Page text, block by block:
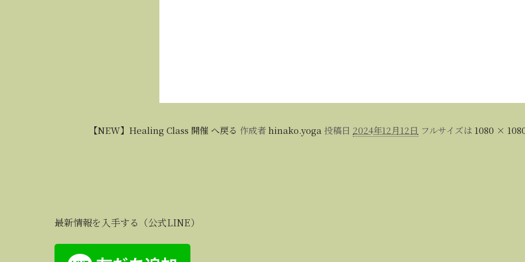
【NEW】Healing Class 開催 へ戻る 作成者hinako.yoga 投稿日 2024年12月12日 フルサイズは 1080 ×
最新情報を入手する（公式LINE）